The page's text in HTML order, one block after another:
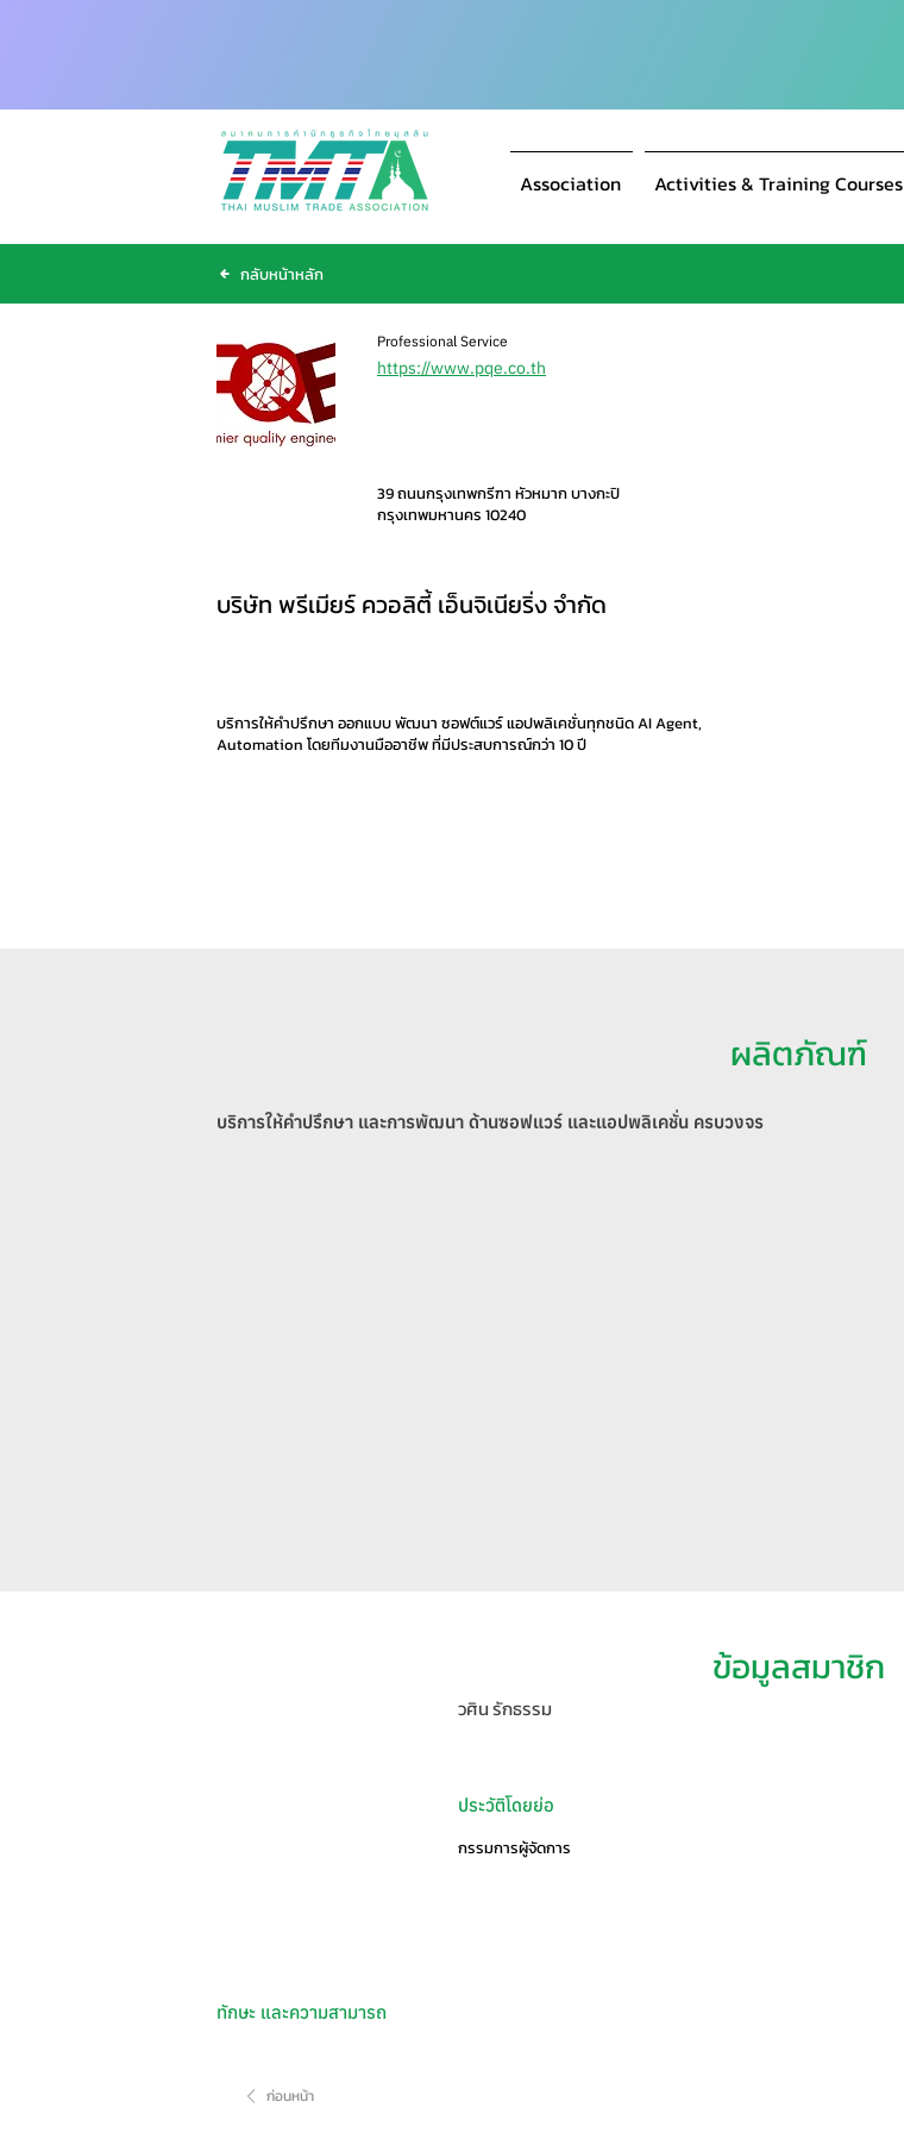
Association Activities & Training Courses
กลับหน้าหลัก
Professional Service
https://www.pqe.co.th
39 ถนนกรุงเทพกรีฑา หัวหมาก บางกะปิ
กรุงเทพมหานคร 10240
บริษัท พรีเมียร์ ควอลิตี้ เอ็นจิเนียริ่ง จำกัด
บริการให้คำปรึกษา ออกแบบ พัฒนา ซอฟต์แวร์ แอปพลิเคชั่นทุกชนิด AI Agent,
Automation โดยทีมงานมืออาชีพ ที่มีประสบการณ์กว่า 10 ปี
ผลิตภัณฑ์
บริการให้คำปรึกษา และการพัฒนา ด้านซอฟแวร์ และแอปพลิเคชั่น ครบวงจร
ข้อมูลสมาชิก
วศิน รักธรรม
ประวัติโดยย่อ
กรรมการผู้จัดการ
ทักษะ และความสามารถ
ก่อนหน้า